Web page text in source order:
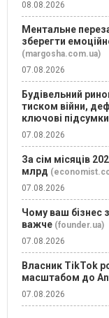
08.08.2026
Ментальне
зберегти
(margosha.com.ua)
07.08.2026
Будівельний
тиском війни,
ключові підсумки
07.08.2026
За сім місяців
млрд
07.08.2026
Чому ваш бізнес
важче (founder.ua)
07.08.2026
Власник TikTok
масштабом до
07.08.2026